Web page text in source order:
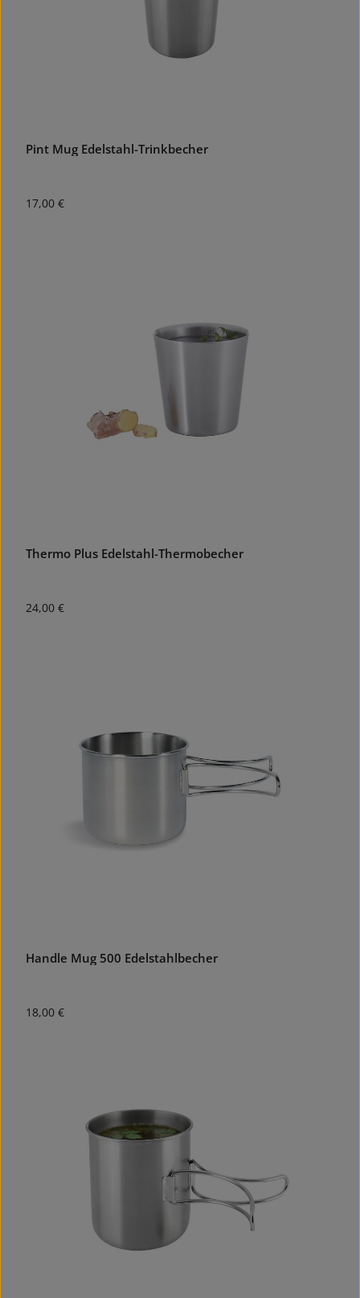
Pint Mug Edelstahl-Trinkbecher
Regulärer Preis:
17,00 €
Thermo Plus Edelstahl-Thermobecher
Regulärer Preis:
24,00 €
Handle Mug 500 Edelstahlbecher
Regulärer Preis:
18,00 €